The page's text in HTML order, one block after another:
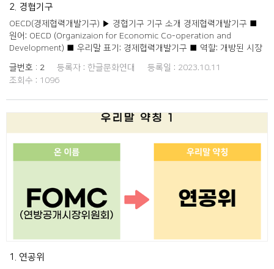
유엔식량농업기구 FAO Food and Agriculture Organization of the
United Nations 식농기구 41 유엔환경개발회의 UNCED United
Nations Conference on Environment and Development 환경회의
42 유엔세계식량계획 WFP World Food Programme 유엔식량 43 아
시아태평양 경제협력체 APEC Asia-Pacific Economic Cooperation
아태경협체 44 국제 올림픽 위원회 IOC International Olympic
Committee 올림픽위 45 핵확산금지조약 NPT Nuclear
Development Bank 아개은 47 아프리카개발은행 AfDB African
Development Bank 아프개은 48 이슬람개발은행 IsDB Islamic
Justice 국사재 51 녹색기후기금 GCF Green Climate Fund 녹색기금
52 유엔평화유지활동 PKO Peace-Keeping Operations of the United
Peace Keeping Force 평화군, 유엔평화군 54 유럽 안보 협력 기구
OSCE Organization for Security and Co-operation in Europe 유안
협 55 독립국가연합 CIS Commonwealth of Independent States 독
Framework 인태경협체 57 세계지방정부연합 UCLG United Cities
Global Green Growth Institute 녹색기구 59 개발원조위원회 DAC
2. 경협기구
OECD(경제협력개발기구) ▶ 경협기구 기구 소개 경제협력개발기구 ■
원어: OECD (Organizaion for Economic Co-operation and
Development) ■ 우리말 표기: 경제협력개발기구 ■ 역할: 개방된 시장
의체로서, 경제사회 부문별 공통의 문제에 대한 최선의 정책방향을 모색
하고 상호의 정책을 조정함으로써 공동의 안정과 번영을 도모하는 것을
목적으로 한다. 출처: 두산백과
글번호 : 2 등록자 : 한글문화연대 등록일 : 2023.10.11
조회수 : 1096
1. 연공위